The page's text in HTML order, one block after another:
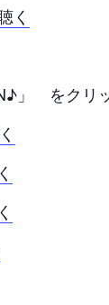
く
」 をクリ